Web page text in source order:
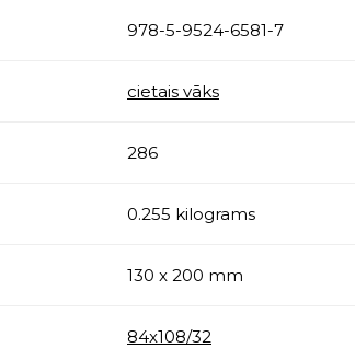
978-5-9524-6581-7
cietais vāks
286
0.255 kilograms
130 x 200 mm
84x108/32